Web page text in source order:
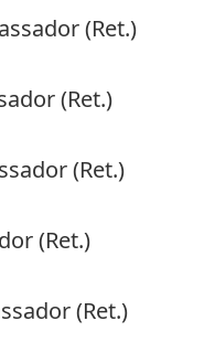
(Ret.)
(Ret.)
(Ret.)
(Ret.)
(Ret.)